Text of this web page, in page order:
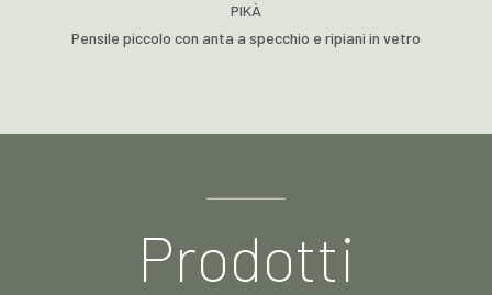
PIKÀ
Pensile piccolo con anta a specchio e ripiani in vetro
Prodotti